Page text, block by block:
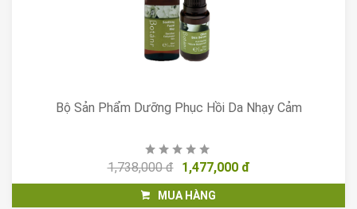
Bộ Sản Phẩm Dưỡng Phục Hồi Da Nhạy Cảm
1,738,000 đ 1,477,000 đ
MUA HÀNG